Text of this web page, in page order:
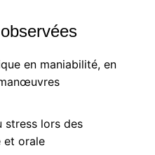
en maniabilité, en
stress lors des
et orale